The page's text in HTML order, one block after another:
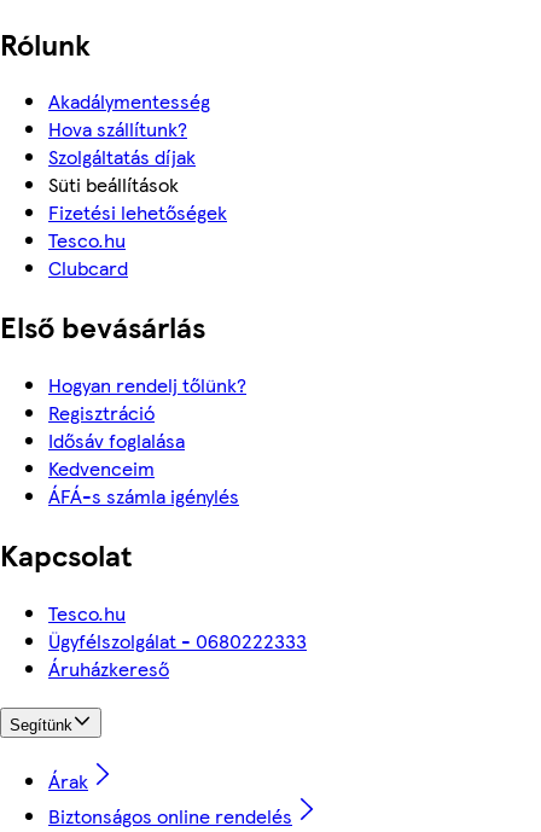
Rólunk
Akadálymentesség
Hova szállítunk?
Szolgáltatás díjak
Süti beállítások
Fizetési lehetőségek
Tesco.hu
Clubcard
Első bevásárlás
Hogyan rendelj tőlünk?
Regisztráció
Idősáv foglalása
Kedvenceim
ÁFÁ-s számla igénylés
Kapcsolat
Tesco.hu
Ügyfélszolgálat - 0680222333
Áruházkereső
Segítünk
Árak
Biztonságos online rendelés